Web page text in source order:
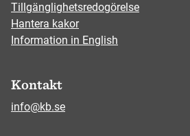
Tillgänglighetsredogörelse
Hantera kakor
Information in English
Kontakt
info@kb.se